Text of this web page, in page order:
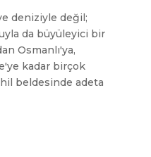
deniziyle değil;
da büyüleyici bir
Osmanlı'ya,
kadar birçok
beldesinde adeta